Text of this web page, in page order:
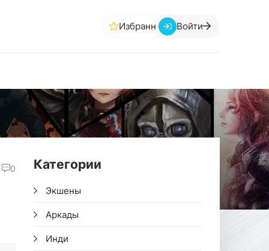
Избранное Войти
0 Категории
Экшены
Аркады
Инди